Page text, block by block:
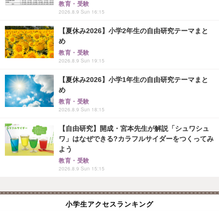
教育・受験
2026.8.9 Sun 16:15
【夏休み2026】小学2年生の自由研究テーマまと
め
教育・受験
2026.8.9 Sun 19:15
【夏休み2026】小学1年生の自由研究テーマまと
め
教育・受験
2026.8.9 Sun 18:15
【自由研究】開成・宮本先生が解説「シュワシュ
ワ」はなぜできる?カラフルサイダーをつくってみ
よう
教育・受験
2026.8.9 Sun 15:15
小学生アクセスランキング